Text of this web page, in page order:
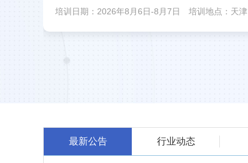
培训日期：2026年8月6日-8月7日 培训地点：天津
最新公告 行业动态